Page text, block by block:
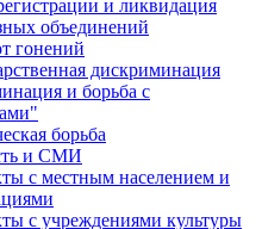
и ликвидация
объединений
гонений
дискриминация
и борьба с
борьба
и СМИ
с местным населением и
с учреждениями культуры